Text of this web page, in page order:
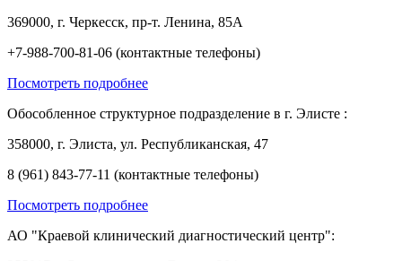
369000, г. Черкесск, пр-т. Ленина, 85А
+7-988-700-81-06 (контактные телефоны)
Посмотреть подробнее
Обособленное структурное подразделение в г. Элисте :
358000, г. Элиста, ул. Республиканская, 47
8 (961) 843-77-11 (контактные телефоны)
Посмотреть подробнее
АО "Краевой клинический диагностический центр":